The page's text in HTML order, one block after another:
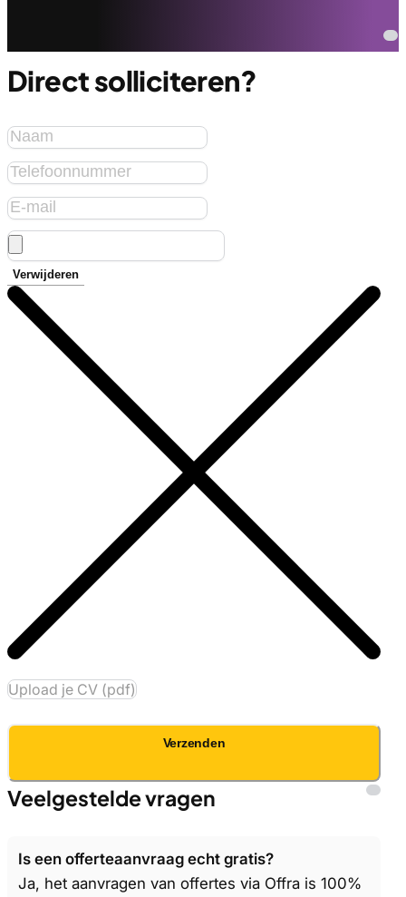
Direct solliciteren?
Verwijderen
Upload je CV (pdf)
Verzenden
Veelgestelde vragen
Is een offerteaanvraag echt gratis?
Ja, het aanvragen van offertes via Offra is 100%